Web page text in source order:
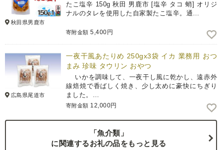
秋田県男鹿市
たこ塩辛 150g 秋田 男鹿市 [塩辛 タコ 蛸] オリジ
ナルのタレを使用した自家製たこ塩辛。通…
寄附金額 5,400円
広島県尾道市
一夜干風あたりめ 250gx3袋 イカ 業務用 おつ
まみ 珍味 タウリン おやつ
いかを調味して、一夜干し風に乾かし、遠赤外
線焙焼で香ばしく焼き、少し太めに豪快にちぎり
ました。…
寄附金額 12,000円
「魚介類」
に関連するお礼の品をもっと見る